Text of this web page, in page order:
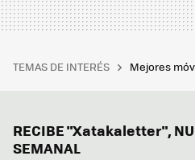
TEMAS DE INTERÉS Mejores
RECIBE "Xatakaletter",
SEMANAL